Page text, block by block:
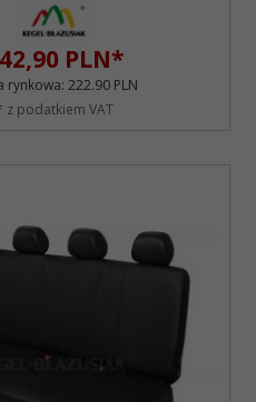
90 PLN*
rynkowa: 222.90 PLN
z podatkiem VAT